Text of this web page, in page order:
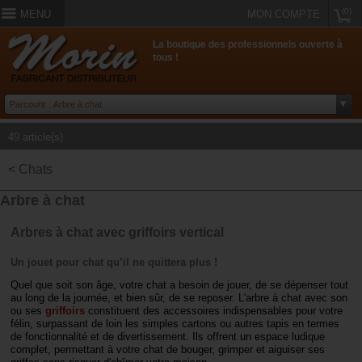
MENU MON COMPTE
La boutique des professionnels ouverte à
tous !
49 article(s)
< Chats
Arbre à chat
Arbres à chat avec griffoirs vertical
Un jouet pour chat qu’il ne quittera plus !
Quel que soit son âge, votre chat a besoin de jouer, de se dépenser tout
au long de la journée, et bien sûr, de se reposer. L'arbre à chat avec son
ou ses griffoirs constituent des accessoires indispensables pour votre
félin, surpassant de loin les simples cartons ou autres tapis en termes
de fonctionnalité et de divertissement. Ils offrent un espace ludique
complet, permettant à votre chat de bouger, grimper et aiguiser ses